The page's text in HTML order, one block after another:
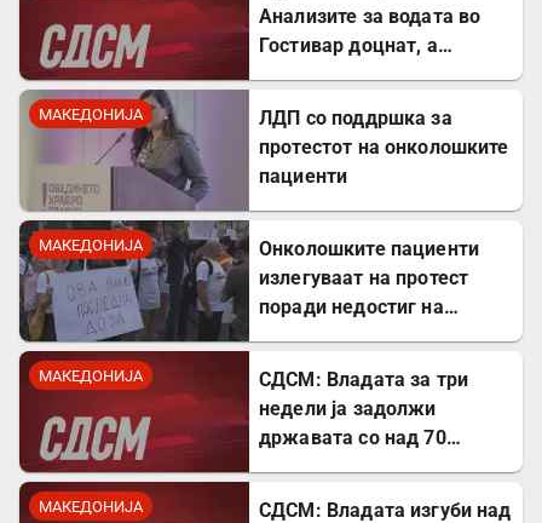
Анализите за водата во
Гостивар доцнат, а
МАКЕДОНИЈА
ЛДП со поддршка за
протестот на онколошките
пациенти
МАКЕДОНИЈА
Онколошките пациенти
излегуваат на протест
поради недостиг на
МАКЕДОНИЈА
СДСМ: Владата за три
недели ја задолжи
државата со над 70
МАКЕДОНИЈА
СДСМ: Владата изгуби над